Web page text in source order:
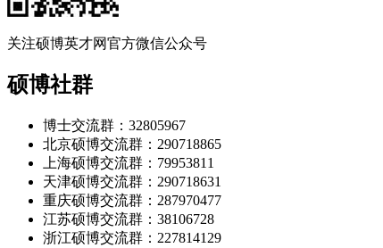
关注硕博英才网官方微信公众号
硕博社群
博士交流群：32805967
北京硕博交流群：290718865
上海硕博交流群：79953811
天津硕博交流群：290718631
重庆硕博交流群：287970477
江苏硕博交流群：38106728
浙江硕博交流群：227814129